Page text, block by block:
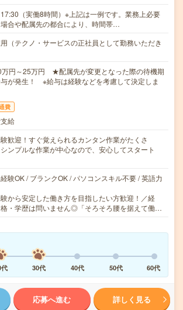
（実働8時間）※上記は一例です。業務上必要
合や配属先の都合により、時間帯…
（テクノ・サービスの正社員として勤務いただき
万円～25万円 ★配属先が変更となった際の待機期
が発生！ ※給与は経験などを考慮して決定しま
費
給
験歓迎！すぐ覚えられるカンタン作業がたくさ
ンプルな作業が中心なので、安心してスタート
験OK / ブランクOK / パソコンスキル不要 / 英語力
から安定した働き方を目指したい方歓迎！／経
・学歴は問いません◎「そろそろ腰を据えて働…
30代 40代 50代 60代
応募へ進む 詳しく見る